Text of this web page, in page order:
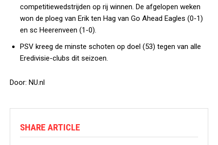
competitiewedstrijden op rij winnen. De afgelopen weken
won de ploeg van Erik ten Hag van Go Ahead Eagles (0-1)
en sc Heerenveen (1-0).
PSV kreeg de minste schoten op doel (53) tegen van alle
Eredivisie-clubs dit seizoen.
Door: NU.nl
SHARE ARTICLE